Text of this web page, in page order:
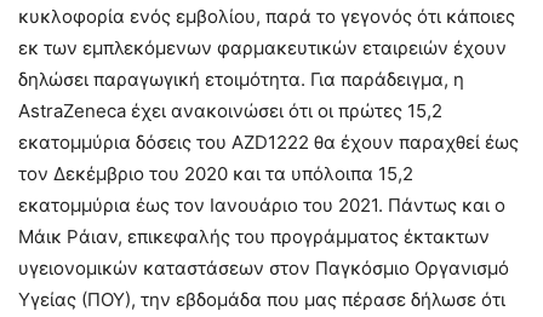
κυκλοφορία ενός εμβολίου, παρά το γεγονός ότι κάποιες
εκ των εμπλεκόμενων φαρμακευτικών εταιρειών έχουν
δηλώσει παραγωγική ετοιμότητα. Για παράδειγμα, η
AstraZeneca έχει ανακοινώσει ότι οι πρώτες 15,2
εκατομμύρια δόσεις του AZD1222 θα έχουν παραχθεί έως
τον Δεκέμβριο του 2020 και τα υπόλοιπα 15,2
εκατομμύρια έως τον Ιανουάριο του 2021. Πάντως και ο
Μάικ Ράιαν, επικεφαλής του προγράμματος έκτακτων
υγειονομικών καταστάσεων στον Παγκόσμιο Οργανισμό
Υγείας (ΠΟΥ), την εβδομάδα που μας πέρασε δήλωσε ότι